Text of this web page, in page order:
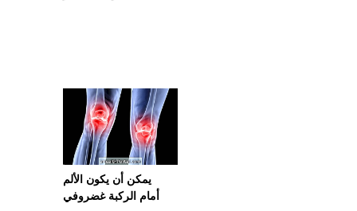
يمكن أن يكون الألم
أمام الركبة غضروفي